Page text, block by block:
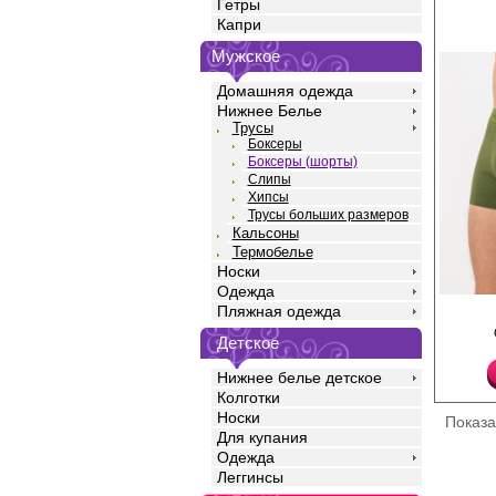
Гетры
Капри
Мужское
Домашняя одежда
Нижнее Белье
Трусы
Боксеры
Боксеры (шорты)
Слипы
Хипсы
Трусы больших размеров
Кальсоны
Термобелье
Носки
Одежда
Пляжная одежда
Детское
Нижнее белье детское
Колготки
Носки
Для купания
Одежда
Леггинсы
Трусы шорты мужские
полотна кулирная
с добавлением
средней линией
силуэта,
повторяющим изгибы
удобной открытой
контрастного
закрывает ягодицы и
обеспечивает